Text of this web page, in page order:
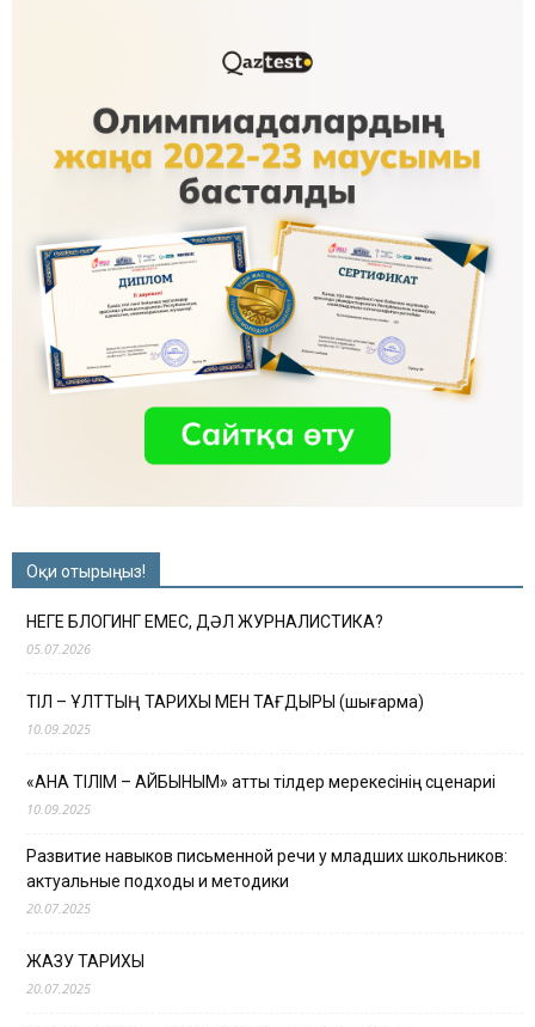
Оқи отырыңыз!
НЕГЕ БЛОГИНГ ЕМЕС, ДӘЛ ЖУРНАЛИСТИКА?
05.07.2026
ТІЛ – ҰЛТТЫҢ ТАРИХЫ МЕН ТАҒДЫРЫ (шығарма)
10.09.2025
«АНА ТІЛІМ – АЙБЫНЫМ» атты тілдер мерекесінің сценариі
10.09.2025
Развитие навыков письменной речи у младших школьников:
актуальные подходы и методики
20.07.2025
ЖАЗУ ТАРИХЫ
20.07.2025